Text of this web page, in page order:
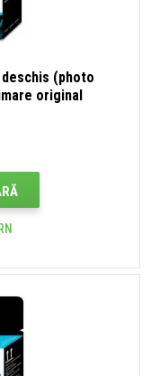
(photo
original